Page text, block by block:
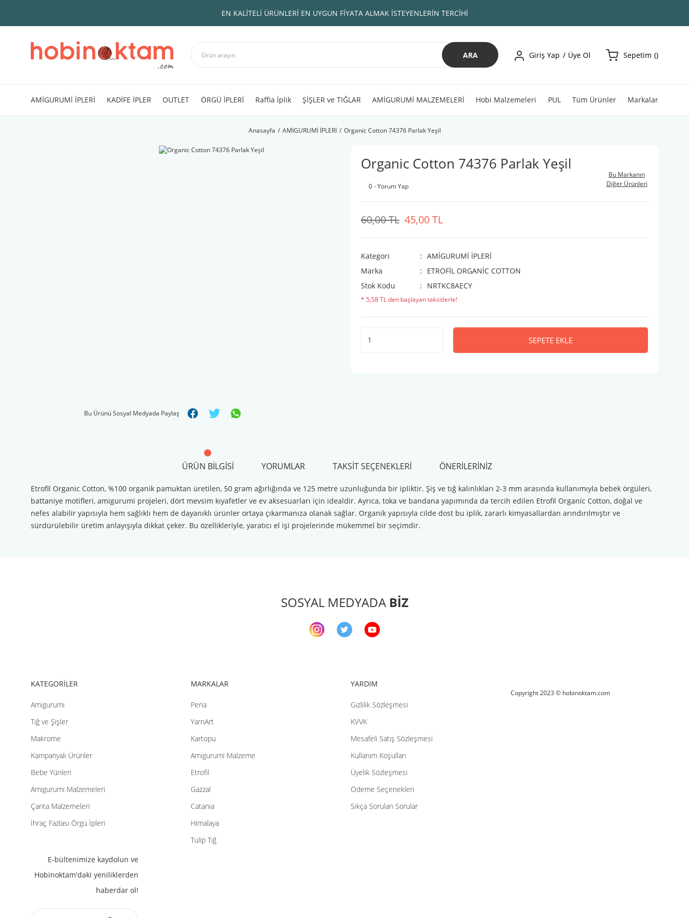
EN KALİTELİ ÜRÜNLERİ EN UYGUN FİYATA ALMAK İSTEYENLERİN TERCİHİ
ARA Giriş Yap Üye Ol Sepetim
AMİGURUMİ İPLERİ KADİFE İPLER OUTLET ÖRGÜ İPLERİ Raffia İplik ŞİŞLER ve TIĞLAR AMİGURUMİ MALZEMELERİ Hobi Malzemeleri PUL Tüm Ürünler Markalar
Anasayfa AMİGURUMİ İPLERİ Organic Cotton 74376 Parlak Yeşil
Bu Ürünü Sosyal Medyada Paylaş
Organic Cotton 74376 Parlak Yeşil
0 - Yorum Yap
Bu Markanın
Diğer Ürünleri
45,00 TL
60,00 TL
Kategori
AMİGURUMİ İPLERİ
Marka
ETROFİL ORGANİC COTTON
Stok Kodu
NRTKC8AECY
* 5,58 TL den başlayan taksitlerle!
SEPETE EKLE
ÜRÜN BILGISI YORUMLAR TAKSIT SEÇENEKLERI ÖNERILERINIZ
Etrofil Organic Cotton, %100 organik pamuktan üretilen, 50 gram ağırlığında ve 125 metre uzunluğunda bir ipliktir. Şiş ve tığ kalınlıkları 2-3 mm arasında kullanımıyla bebek örgüleri,
battaniye motifleri, amigurumi projeleri, dört mevsim kıyafetler ve ev aksesuarları için idealdir. Ayrıca, toka ve bandana yapımında da tercih edilen Etrofil Organic Cotton, doğal ve
nefes alabilir yapısıyla hem sağlıklı hem de dayanıklı ürünler ortaya çıkarmanıza olanak sağlar. Organik yapısıyla cilde dost bu iplik, zararlı kimyasallardan arındırılmıştır ve
sürdürülebilir üretim anlayışıyla dikkat çeker. Bu özellikleriyle, yaratıcı el işi projelerinde mükemmel bir seçimdir.
Gönder
SOSYAL MEDYADA BİZ
KATEGORİLER
Amigurumi
Tığ ve Şişler
Makrome
Kampanyalı Ürünler
Bebe Yünleri
Amigurumi Malzemeleri
Çanta Malzemeleri
İhraç Fazlası Örgü İpleri
MARKALAR
Peria
YarnArt
Kartopu
Amigurumi Malzeme
Etrofil
Gazzal
Catania
Himalaya
Tulip Tığ
YARDIM
Gizlilik Sözleşmesi
KVVK
Mesafeli Satış Sözleşmesi
Kullanım Koşulları
Üyelik Sözleşmesi
Ödeme Seçenekleri
Sıkça Sorulan Sorular
E-bültenimize kaydolun ve
Hobinoktam'daki yeniliklerden
haberdar ol!
Copyright 2023 © hobinoktam.com